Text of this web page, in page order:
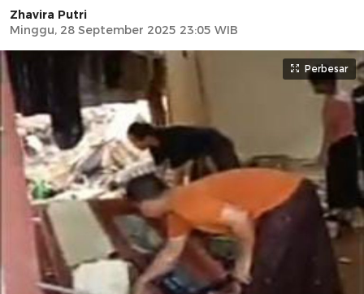
Zhavira Putri
Minggu, 28 September 2025 23:05 WIB
Perbesar